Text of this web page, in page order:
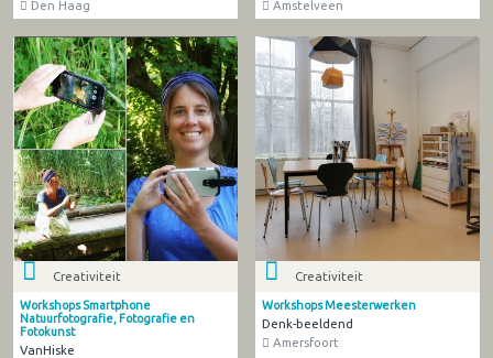
Den Haag Amstelveen
Creativiteit
Workshops Smartphone
Natuurfotografie, Fotografie en
Fotokunst
VanHiske
Creativiteit
Workshops Meesterwerken
Denk-beeldend
Amersfoort